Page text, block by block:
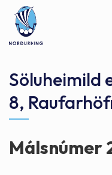
Leita
Söluheimild
8,
Málsnúmer